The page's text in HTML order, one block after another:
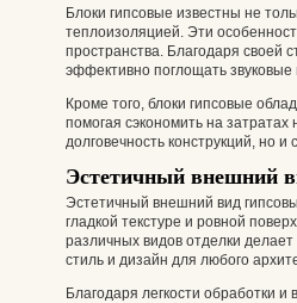
Блоки гипсовые известны не
теплоизоляцией. Эти
пространства. Благодаря своей
эффективно поглощать
Кроме того, блоки гипсовые
помогая сэкономить на
долговечность конструкций, но
Эстетичный внешний
Эстетичный внешний вид
гладкой текстуре и ровной
различных видов отделки
стиль и дизайн для любого
Благодаря легкости обработки